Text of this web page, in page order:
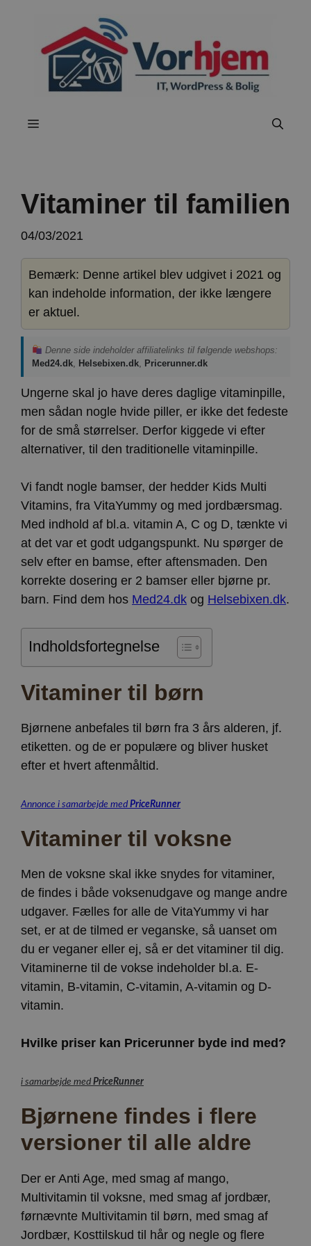
Menu
Vitaminer til familien
04/03/2021
Bemærk: Denne artikel blev udgivet i 2021 og
kan indeholde information, der ikke længere
er aktuel.
Denne side indeholder affiliatelinks til følgende webshops:
Med24.dk, Helsebixen.dk, Pricerunner.dk
Ungerne skal jo have deres daglige vitaminpille,
men sådan nogle hvide piller, er ikke det fedeste
for de små størrelser. Derfor kiggede vi efter
alternativer, til den traditionelle vitaminpille.
Vi fandt nogle bamser, der hedder Kids Multi
Vitamins, fra VitaYummy og med jordbærsmag.
Med indhold af bl.a. vitamin A, C og D, tænkte vi
at det var et godt udgangspunkt. Nu spørger de
selv efter en bamse, efter aftensmaden. Den
korrekte dosering er 2 bamser eller bjørne pr.
barn. Find dem hos Med24.dk og Helsebixen.dk.
Indholdsfortegnelse
Vitaminer til børn
Bjørnene anbefales til børn fra 3 års alderen, jf.
etiketten. og de er populære og bliver husket
efter et hvert aftenmåltid.
Annonce i samarbejde med PriceRunner
Vitaminer til voksne
Men de voksne skal ikke snydes for vitaminer,
de findes i både voksenudgave og mange andre
udgaver. Fælles for alle de VitaYummy vi har
set, er at de tilmed er veganske, så uanset om
du er veganer eller ej, så er det vitaminer til dig.
Vitaminerne til de vokse indeholder bl.a. E-
vitamin, B-vitamin, C-vitamin, A-vitamin og D-
vitamin.
Hvilke priser kan Pricerunner byde ind med?
i samarbejde med PriceRunner
Bjørnene findes i flere
versioner til alle aldre
Der er Anti Age, med smag af mango,
Multivitamin til voksne, med smag af jordbær,
førnævnte Multivitamin til børn, med smag af
Jordbær, Kosttilskud til hår og negle og flere